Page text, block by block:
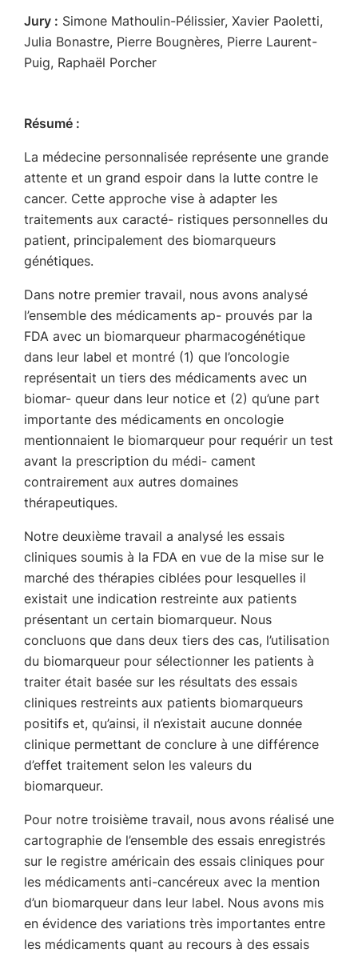
Jury : Simone Mathoulin-Pélissier, Xavier Paoletti,
Julia Bonastre, Pierre Bougnères, Pierre Laurent-
Puig, Raphaël Porcher
Résumé :
La médecine personnalisée représente une grande
attente et un grand espoir dans la lutte contre le
cancer. Cette approche vise à adapter les
traitements aux caracté- ristiques personnelles du
patient, principalement des biomarqueurs
génétiques.
Dans notre premier travail, nous avons analysé
l’ensemble des médicaments ap- prouvés par la
FDA avec un biomarqueur pharmacogénétique
dans leur label et montré (1) que l’oncologie
représentait un tiers des médicaments avec un
biomar- queur dans leur notice et (2) qu’une part
importante des médicaments en oncologie
mentionnaient le biomarqueur pour requérir un test
avant la prescription du médi- cament
contrairement aux autres domaines
thérapeutiques.
Notre deuxième travail a analysé les essais
cliniques soumis à la FDA en vue de la mise sur le
marché des thérapies ciblées pour lesquelles il
existait une indication restreinte aux patients
présentant un certain biomarqueur. Nous
concluons que dans deux tiers des cas, l’utilisation
du biomarqueur pour sélectionner les patients à
traiter était basée sur les résultats des essais
cliniques restreints aux patients biomarqueurs
positifs et, qu’ainsi, il n’existait aucune donnée
clinique permettant de conclure à une différence
d’effet traitement selon les valeurs du
biomarqueur.
Pour notre troisième travail, nous avons réalisé une
cartographie de l’ensemble des essais enregistrés
sur le registre américain des essais cliniques pour
les médicaments anti-cancéreux avec la mention
d’un biomarqueur dans leur label. Nous avons mis
en évidence des variations très importantes entre
les médicaments quant au recours à des essais